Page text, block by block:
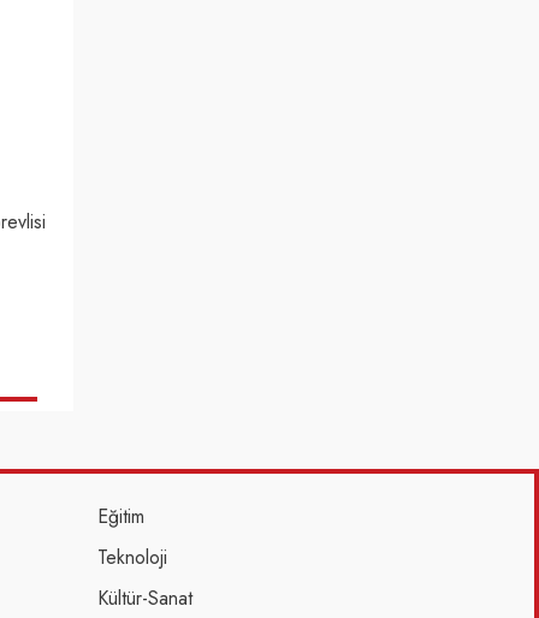
Eğitim
Teknoloji
Kültür-Sanat